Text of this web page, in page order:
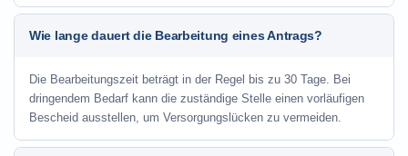
Wie lange dauert die Bearbeitung eines Antrags?
Die Bearbeitungszeit beträgt in der Regel bis zu 30 Tage. Bei
dringendem Bedarf kann die zuständige Stelle einen vorläufigen
Bescheid ausstellen, um Versorgungslücken zu vermeiden.